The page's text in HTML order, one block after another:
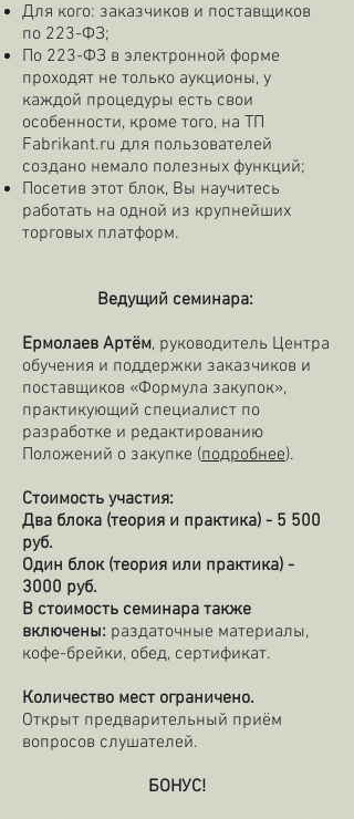
Для кого: заказчиков и поставщиков
по 223-ФЗ;
По 223-ФЗ в электронной форме
проходят не только аукционы, у
каждой процедуры есть свои
особенности, кроме того, на ТП
Fabrikant.ru для пользователей
создано немало полезных функций;
Посетив этот блок, Вы научитесь
работать на одной из крупнейших
торговых платформ.
Ведущий семинара:
Ермолаев Артём, руководитель Центра
обучения и поддержки заказчиков и
поставщиков «Формула закупок»,
практикующий специалист по
разработке и редактированию
Положений о закупке (подробнее).
Стоимость участия:
Два блока (теория и практика) - 5 500
руб.
Один блок (теория или практика) -
3000 руб.
В стоимость семинара также
включены: раздаточные материалы,
кофе-брейки, обед, сертификат.
Количество мест ограничено.
Открыт предварительный приём
вопросов слушателей.
БОНУС!